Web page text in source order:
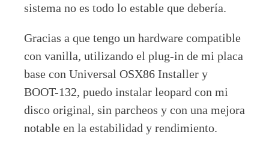
sistema no es todo lo estable que debería.
Gracias a que tengo un hardware compatible
con vanilla, utilizando el plug-in de mi placa
base con Universal OSX86 Installer y
BOOT-132, puedo instalar leopard con mi
disco original, sin parcheos y con una mejora
notable en la estabilidad y rendimiento.